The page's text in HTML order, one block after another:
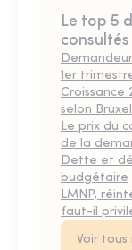
Le top 5
consultés
1er
Croissance
selon
Le prix du
de la
Dette et
budgétaire
LMNP,
faut-il
Voir tous